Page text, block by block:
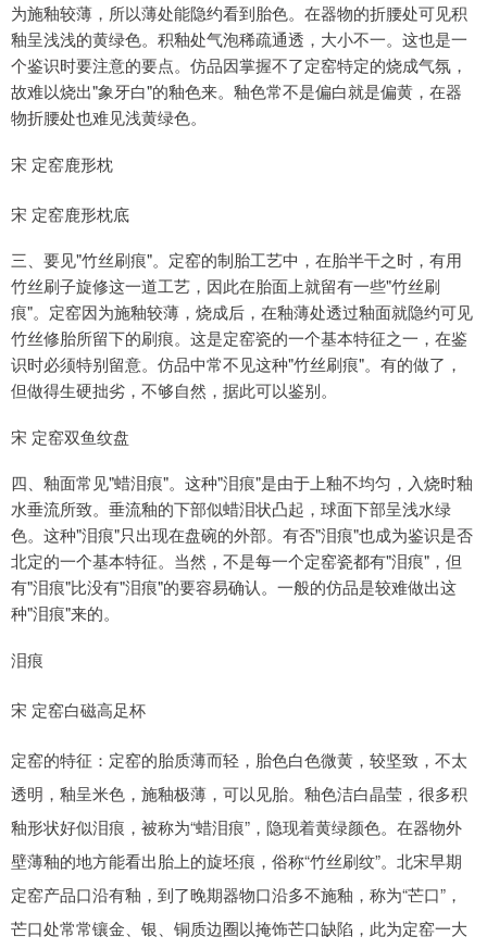
为施釉较薄，所以薄处能隐约看到胎色。在器物的折腰处可见积
釉呈浅浅的黄绿色。积釉处气泡稀疏通透，大小不一。这也是一
个鉴识时要注意的要点。仿品因掌握不了定窑特定的烧成气氛，
故难以烧出"象牙白"的釉色来。釉色常不是偏白就是偏黄，在器
物折腰处也难见浅黄绿色。
宋 定窑鹿形枕
宋 定窑鹿形枕底
三、要见"竹丝刷痕"。定窑的制胎工艺中，在胎半干之时，有用
竹丝刷子旋修这一道工艺，因此在胎面上就留有一些"竹丝刷
痕"。定窑因为施釉较薄，烧成后，在釉薄处透过釉面就隐约可见
竹丝修胎所留下的刷痕。这是定窑瓷的一个基本特征之一，在鉴
识时必须特别留意。仿品中常不见这种"竹丝刷痕"。有的做了，
但做得生硬拙劣，不够自然，据此可以鉴别。
宋 定窑双鱼纹盘
四、釉面常见"蜡泪痕"。这种"泪痕"是由于上釉不均匀，入烧时釉
水垂流所致。垂流釉的下部似蜡泪状凸起，球面下部呈浅水绿
色。这种"泪痕"只出现在盘碗的外部。有否"泪痕"也成为鉴识是否
北定的一个基本特征。当然，不是每一个定窑瓷都有"泪痕"，但
有"泪痕"比没有"泪痕"的要容易确认。一般的仿品是较难做出这
种"泪痕"来的。
泪痕
宋 定窑白磁高足杯
定窑的特征：定窑的胎质薄而轻，胎色白色微黄，较坚致，不太
透明，釉呈米色，施釉极薄，可以见胎。釉色洁白晶莹，很多积
釉形状好似泪痕，被称为“蜡泪痕”，隐现着黄绿颜色。在器物外
壁薄釉的地方能看出胎上的旋坯痕，俗称“竹丝刷纹”。北宋早期
定窑产品口沿有釉，到了晚期器物口沿多不施釉，称为“芒口”，
芒口处常常镶金、银、铜质边圈以掩饰芒口缺陷，此为定窑一大